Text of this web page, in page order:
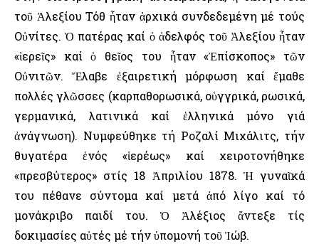
τοῦ Ἀλεξίου Τόθ ἦταν ἀρχικά συνδεδεμένη μέ τούς
Οὐνίτες. Ὁ πατέρας καί ὁ ἀδελφός τοῦ Ἀλεξίου ἦταν
«ἱερεῖς» καί ὁ θεῖος του ἦταν «Ἐπίσκοπος» τῶν
Οὐνιτῶν. Ἔλαβε ἐξαιρετική μόρφωση καί ἔμαθε
πολλές γλῶσσες (καρπαθορωσικά, οὑγγρικά, ρωσικά,
γερμανικά, λατινικά καί ἑλληνικά μόνο γιά
ἀνάγνωση). Νυμφεύθηκε τή Ροζαλί Μιχάλιτς, τήν
θυγατέρα ἑνός «ἱερέως» καί χειροτονήθηκε
«πρεσβύτερος» στίς 18 Ἀπριλίου 1878. Ἡ γυναῖκά
του πέθανε σύντομα καί μετά ἀπό λίγο καί τό
μονάκριβο παιδί του. Ὁ Ἀλέξιος ἄντεξε τίς
δοκιμασίες αὐτές μέ τήν ὑπομονή τοῦ Ἰώβ.